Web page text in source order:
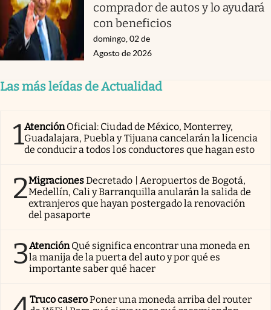
comprador de autos y lo ayudará
con beneficios
domingo, 02 de
Agosto de 2026
Las más leídas de Actualidad
1AtenciónOficial: Ciudad de México, Monterrey,
Guadalajara, Puebla y Tijuana cancelarán la licencia
de conducir a todos los conductores que hagan esto
2MigracionesDecretado | Aeropuertos de Bogotá,
Medellín, Cali y Barranquilla anularán la salida de
extranjeros que hayan postergado la renovación
del pasaporte
3AtenciónQué significa encontrar una moneda en
la manija de la puerta del auto y por qué es
importante saber qué hacer
Truco caseroPoner una moneda arriba del router